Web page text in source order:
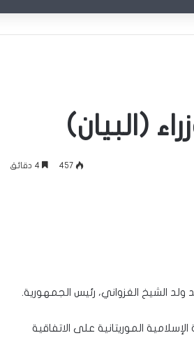
(البيان)
457
الشيخ الغزواني، رئيس الجمهورية.
الموريتانية على الاتفاقية